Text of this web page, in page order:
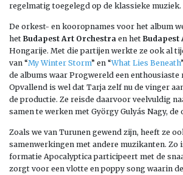
regelmatig toegelegd op de klassieke muziek.
De orkest- en kooropnames voor het album
het Budapest Art Orchestra en het Budapest
Hongarije. Met die partijen werkte ze ook al
van “My Winter Storm” en “What Lies Beneath
de albums waar Progwereld een enthousiaste
Opvallend is wel dat Tarja zelf nu de vinger
de productie. Ze reisde daarvoor veelvuldig
samen te werken met György Gulyás Nagy,
Zoals we van Turunen gewend zijn, heeft ze
samenwerkingen met andere muzikanten. Zo
formatie Apocalyptica participeert met de
zorgt voor een vlotte en poppy song waarin